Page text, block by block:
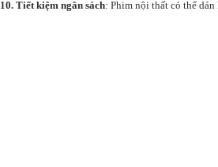
10. Tiết kiệm ngân sách: Phim nội thất có thể